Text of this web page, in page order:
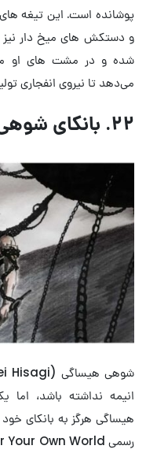
پوشانده است. این تیغه
و دستکش های میخ دار
شده و در مشت های او
می‌دهد تا نیروی انفجاری
۲۲. بانکای شوهی هیساگی و قفس
انیمه نداشته باشد،
هیساگی هرگز به بانکای